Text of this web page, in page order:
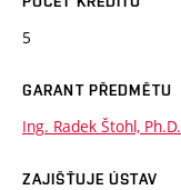
5
GARANT PŘEDMĚTU
Ing. Radek Štohl, Ph.D.
ZAJIŠŤUJE ÚSTAV